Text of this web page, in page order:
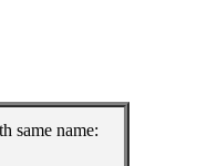
same name: